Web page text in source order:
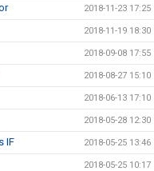
2018-11-23 17:25
2018-11-19 18:30
2018-09-08 17:55
2018-08-27 15:10
2018-06-13 17:10
2018-05-28 12:30
IF 2018-05-25 13:46
2018-05-25 10:17